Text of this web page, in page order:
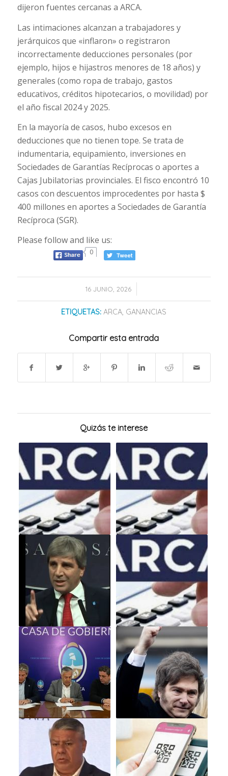
dijeron fuentes cercanas a ARCA.
Las intimaciones alcanzan a trabajadores y
jerárquicos que «inflaron» o registraron
incorrectamente deducciones personales (por
ejemplo, hijos e hijastros menores de 18 años) y
generales (como ropa de trabajo, gastos
educativos, créditos hipotecarios, o movilidad) por
el año fiscal 2024 y 2025.
En la mayoría de casos, hubo excesos en
deducciones que no tienen tope. Se trata de
indumentaria, equipamiento, inversiones en
Sociedades de Garantías Recíprocas o aportes a
Cajas Jubilatorias provinciales. El fisco encontró 10
casos con descuentos improcedentes por hasta $
400 millones en aportes a Sociedades de Garantía
Recíproca (SGR).
Please follow and like us:
0
16 JUNIO, 2026
/
ETIQUETAS: ARCA, GANANCIAS
Compartir esta entrada
Quizás te interese